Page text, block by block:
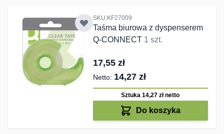
SKU:KF27009
Taśma biurowa z dyspenserem
Q-CONNECT 1 szt.
17,55 zł
14,27 zł
Sztuka 14,27 złnetto
Do koszyka